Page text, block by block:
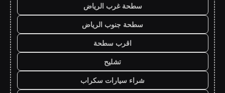
سطحة غرب الرياض
سطحة جنوب الرياض
اقرب سطحة
تشليح
شراء سيارات سكراب